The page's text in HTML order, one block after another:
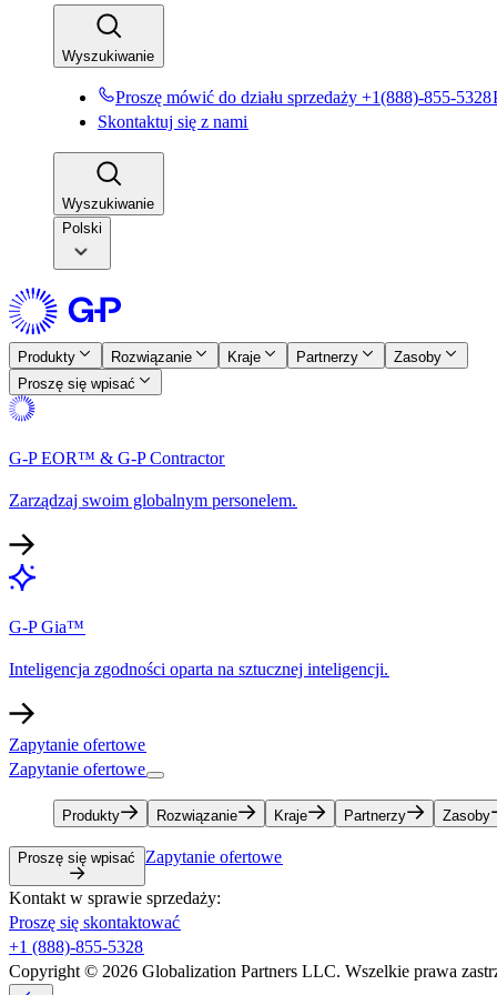
Wyszukiwanie​​
Proszę mówić do działu sprzedaży +1(888)-855-5328​​
Skontaktuj się z nami​​
Wyszukiwanie​​
Polski
Produkty​​ Rozwiązanie​​ Kraje​​ Partnerzy​​
Zasoby​​
Proszę się wpisać​​
G-P EOR™ & G-P Contractor​​
Zarządzaj swoim globalnym personelem.​​
G-P Gia™​​
Inteligencja zgodności oparta na sztucznej inteligencji.​​
Zapytanie ofertowe​​
Zapytanie ofertowe​​
Produkty​​ Rozwiązanie​​ Kraje​​ Partnerzy​​ Zasoby​​
Proszę się wpisać​​ Zapytanie ofertowe​​
Kontakt w sprawie sprzedaży:​​
Proszę się skontaktować​​
+1 (888)-855-5328​​
Copyright © 2026 Globalization Partners LLC. Wszelkie prawa